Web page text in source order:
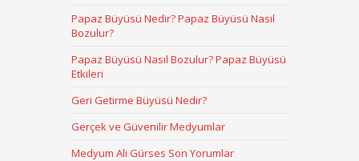
Papaz Büyüsü Nedir? Papaz Büyüsü Nasıl
Bozulur?
Papaz Büyüsü Nasıl Bozulur? Papaz Büyüsü
Etkileri
Geri Getirme Büyüsü Nedir?
Gerçek ve Güvenilir Medyumlar
Medyum Ali Gürses Son Yorumlar